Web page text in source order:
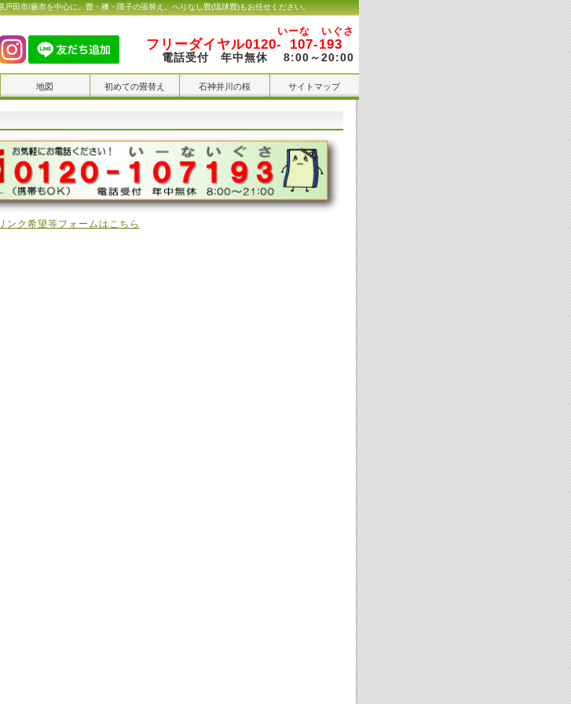
田市/蕨市を中心に、畳・襖・障子の張替え。へりなし畳(琉球畳)もお任せください。
フリーダイヤル0120- 107-193
いーな いぐさ
電話受付 年中無休 8:00～20:00
地図 初めての畳替え 石神井川の桜 サイトマップ
ンク希望等フォームはこちら